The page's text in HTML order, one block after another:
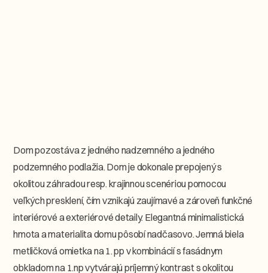
Dom pozostáva z jedného nadzemného a jedného
podzemného podlažia. Dom je dokonale prepojený s
okolitou záhradou resp. krajinnou scenériou pomocou
veľkých presklení, čím vznikajú zaujímavé a zároveň funkčné
interiérové a exteriérové detaily. Elegantná minimalistická
hmota a materialita domu pôsobí nadčasovo. Jemná biela
metličková omietka na 1. pp v kombinácií s fasádnym
obkladom na 1.np vytvárajú príjemný kontrast s okolitou